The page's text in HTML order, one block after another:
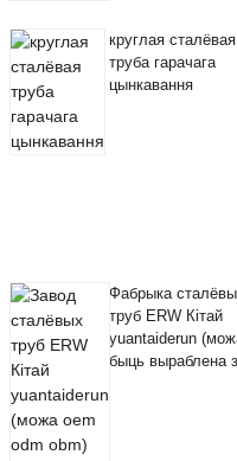
круглая сталёвая
труба гарачага
цынкавання
Фабрыка
труб ERW Кітай
yuantaiderun
быць выраблена